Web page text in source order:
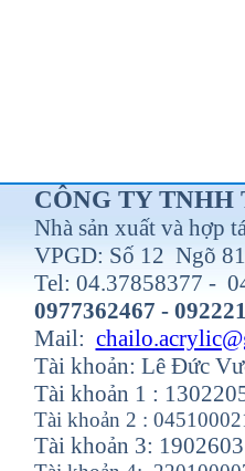
CÔNG TY
Nhà sản xuất và hợp
VPGD: Số 12 Ngõ
Tel: 04.37858377 -
0977362467 -
Mail:
Tài khoản: Lê Đức
Tài khoản 1 :
Tài khoản 2 :
Tài khoản 3: